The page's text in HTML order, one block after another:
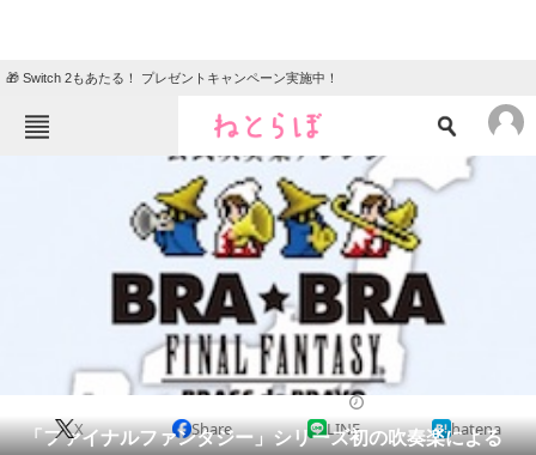
🎁 Switch 2もあたる！ プレゼントキャンペーン実施中！
ねとらぼメニュー
ニュース
クイズ
地域
教育・育児
リサーチ
会員記事
「ファイナルファンタジー」シリーズ初の吹奏楽による
X Share LINE hatena